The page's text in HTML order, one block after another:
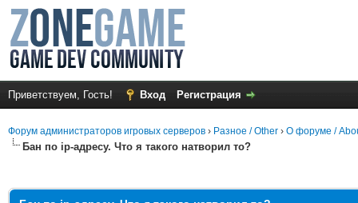
Приветствуем, Гость! Вход Регистрация
Форум администраторов игровых серверов › Разное / Other › О форуме /
Бан по ip-адресу. Что я такого натворил то?